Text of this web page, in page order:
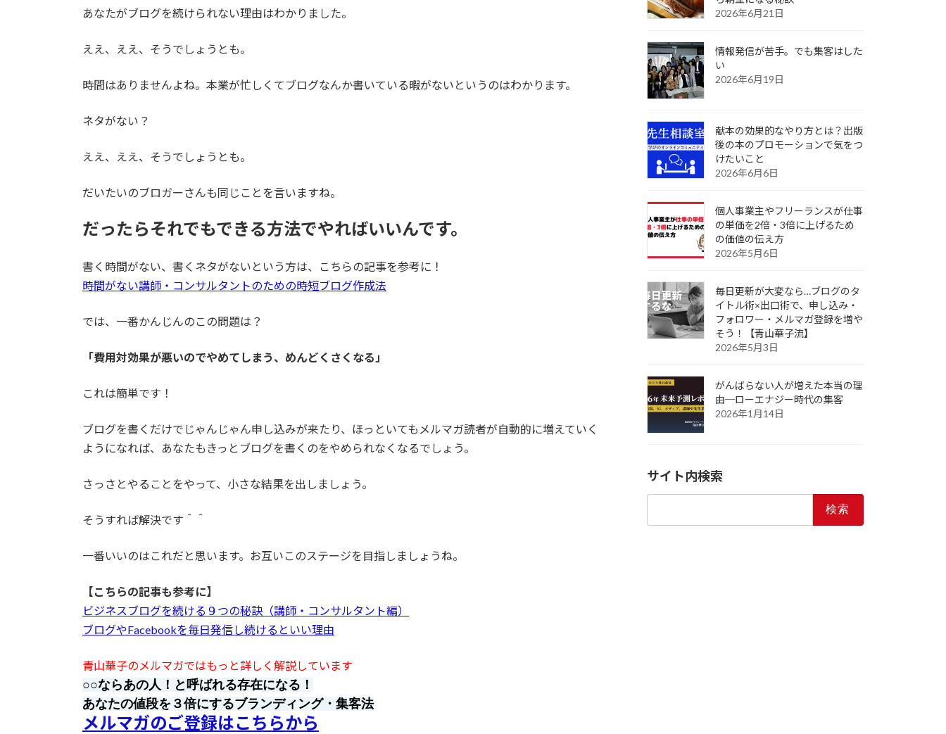
あなたがブログを続けられない理由はわかりました。
ええ、ええ、そうでしょうとも。
時間はありませんよね。本業が忙しくてブログなんか書いている暇がないというのはわかります。
ネタがない？
ええ、ええ、そうでしょうとも。
だいたいのブロガーさんも同じことを言いますね。
だったらそれでもできる方法でやればいいんです。
書く時間がない、書くネタがないという方は、こちらの記事を参考に！
時間がない講師・コンサルタントのための時短ブログ作成法
では、一番かんじんのこの問題は？
「費用対効果が悪いのでやめてしまう、めんどくさくなる」
これは簡単です！
ブログを書くだけでじゃんじゃん申し込みが来たり、ほっといてもメルマガ読者が自動的に増えていく
ようになれば、あなたもきっとブログを書くのをやめられなくなるでしょう。
さっさとやることをやって、小さな結果を出しましょう。
そうすれば解決です＾＾
一番いいのはこれだと思います。お互いこのステージを目指しましょうね。
【こちらの記事も参考に】
ビジネスブログを続ける９つの秘訣（講師・コンサルタント編）
ブログやFacebookを毎日発信し続けるといい理由
青山華子のメルマガではもっと詳しく解説しています
○○ならあの人！と呼ばれる存在になる！
あなたの値段を３倍にするブランディング・集客法
メルマガのご登録はこちらから
2026年6月21日
情報発信が苦手。でも集客はした
い
2026年6月19日
献本の効果的なやり方とは？出版
後の本のプロモーションで気をつ
けたいこと
2026年6月6日
個人事業主やフリーランスが仕事
の単価を2倍・3倍に上げるため
の価値の伝え方
2026年5月6日
毎日更新が大変なら…ブログのタ
イトル術×出口術で、申し込み・
フォロワー・メルマガ登録を増や
そう！【青山華子流】
2026年5月3日
がんばらない人が増えた本当の理
由─ローエナジー時代の集客
2026年1月14日
サイト内検索